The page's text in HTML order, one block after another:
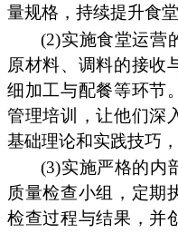
量规格，持续提升食
(2)实施食堂运营
原材料、调料的接收
细加工与配餐等环节
管理培训，让他们深
基础理论和实践技巧
(3)实施严格的内
质量检查小组，定期
检查过程与结果，并